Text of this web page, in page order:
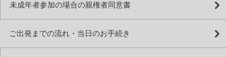
未成年者参加の場合の親権者同意書
ご出発までの流れ・当日のお手続き